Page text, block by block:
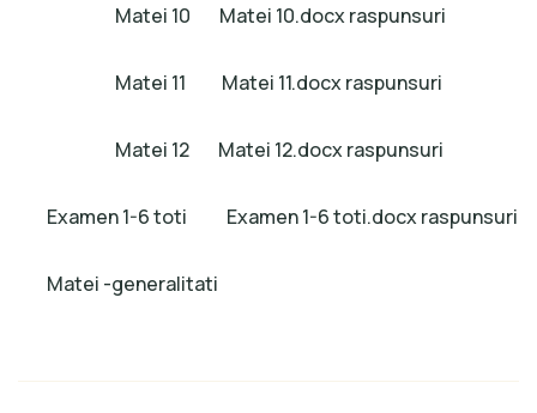
Matei 10 Matei 10.docx raspunsuri
Matei 11 Matei 11.docx raspunsuri
Matei 12 Matei 12.docx raspunsuri
Examen 1-6 toti Examen 1-6 toti.docx raspunsuri
Matei -generalitati